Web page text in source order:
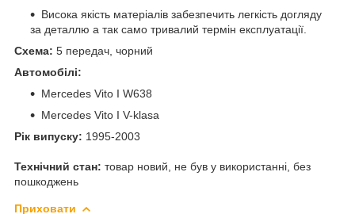
Висока якість матеріалів забезпечить легкість догляду
за деталлю а так само тривалий термін експлуатації.
Схема: 5 передач, чорний
Автомобілі:
Mercedes Vito I W638
Mercedes Vito I V-klasa
Рік випуску: 1995-2003
Технічний стан: товар новий, не був у використанні, без
пошкоджень
Приховати